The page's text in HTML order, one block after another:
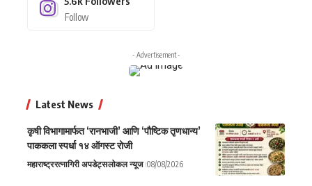
Follow
- Advertisement -
Latest News
कृषी विभागामार्फत ‘रानभाजी’ आणि ‘पौष्टिक तृणधान्य’
पाककला स्पर्धा १४ ऑगस्ट रोजी
महाराष्ट्ररत्नागिरी अपडेट्सलोकल न्यूज 08/08/2026